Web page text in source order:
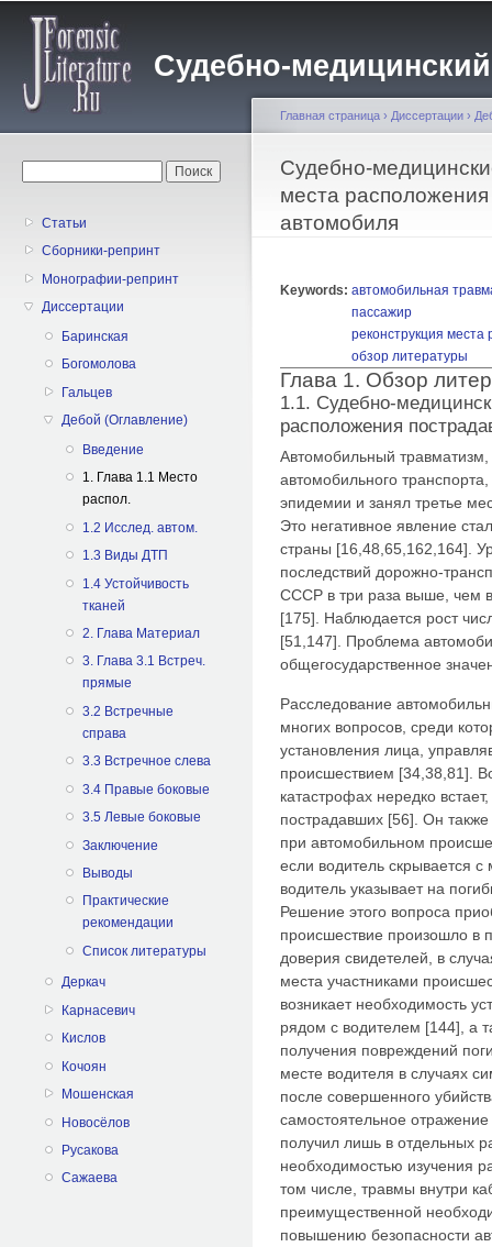
Судебно-
Статьи
Сборники-репринт
Монографии-репринт
Диссертации
Баринская
Богомолова
Гальцев
Дебой (Оглавление)
Введение
1. Глава 1.1 Место
распол.
1.2 Исслед. автом.
1.3 Виды ДТП
1.4 Устойчивость
тканей
2. Глава Материал
3. Глава 3.1 Встреч.
прямые
3.2 Встречные
справа
3.3 Встречное слева
3.4 Правые боковые
3.5 Левые боковые
Заключение
Выводы
Практические
рекомендации
Список литературы
Деркач
Карнасевич
Кислов
Кочоян
Мошенская
Новосёлов
Русакова
Сажаева
Вы здесь
Главная страница › Диссертации ›
Судебно-
места
автомобиля
Keywords: автомобильная
пассажир
реконструкция
обзор литературы
Глава 1. Обзор
1.1. Судебно-
расположения
Автомобильный
автомобильного
эпидемии и занял третье
Это негативное явление
страны [16,48,65,162,164].
последствий дорожно-
СССР в три раза выше, чем в
[175]. Наблюдается рост
[51,147]. Проблема
общегосударственное
Расследование
многих вопросов, среди
установления лица,
происшествием [34,38,81].
катастрофах нередко
пострадавших [56]. Он
при автомобильном
если водитель скрывается
водитель указывает на
Решение этого вопроса
происшествие произошло в
доверия свидетелей, в
места участниками
возникает необходимость
рядом с водителем [144], а
получения повреждений
месте водителя в случаях
после совершенного
самостоятельное
получил лишь в отдельных
необходимостью изучения
том числе, травмы внутри
преимущественной
повышению безопасности